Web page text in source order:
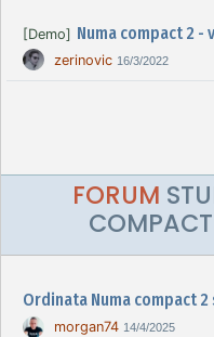
[Demo] Numa compact 2 -
zerinovic 16/3/2022
FORUM
Ordinata Numa compact 2
morgan74 14/4/2025